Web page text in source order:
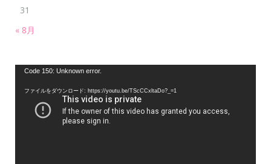
31
« 8月
Code 150: Unknown error.
ファイルをダウンロード: https://youtu.be/TScCCxltaDo?_=1